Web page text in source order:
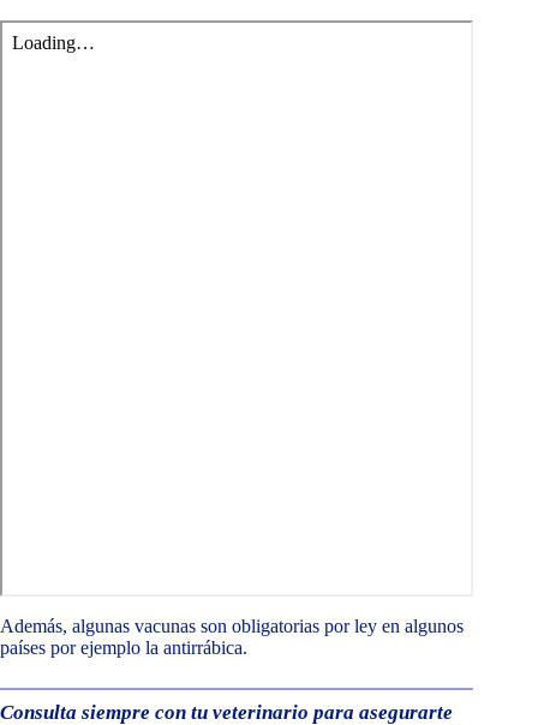
Además, algunas vacunas son obligatorias por ley en algunos
países por ejemplo la antirrábica.
Consulta siempre con tu veterinario para asegurarte